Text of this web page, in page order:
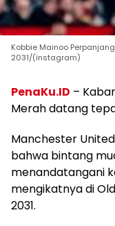
Kobbie Mainoo
2031/(instagram)
PenaKu.ID –
Merah datang
Manchester
bahwa bintang
menandatangani
mengikatnya di
2031.